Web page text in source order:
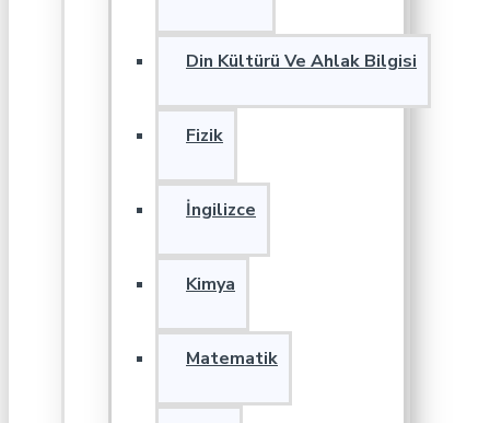
Din Kültürü Ve Ahlak Bilgisi
Fizik
İngilizce
Kimya
Matematik